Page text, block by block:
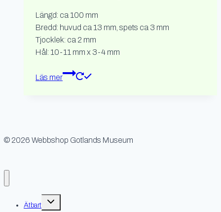
Längd: ca 100 mm
Bredd: huvud ca 13 mm, spets ca 3 mm
Tjocklek: ca 2 mm
Hål: 10-11 mm x 3-4 mm
Läs mer
© 2026 Webbshop Gotlands Museum
Ätbart
Toggle
child